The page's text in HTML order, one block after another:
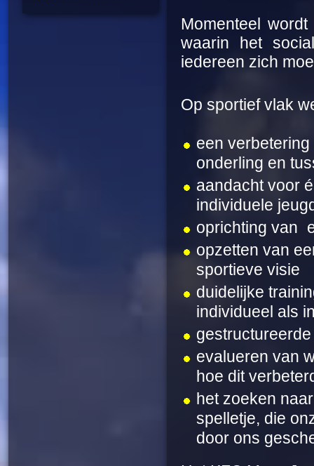
Momenteel
waarin het
iedereen zich
Op sportief vlak
een
onderling en
aandacht voor
individuele
oprichting van
opzetten van
sportieve visie
duidelijke
individueel als
evalueren van
hoe dit
het zoeken
spelletje, die
door ons